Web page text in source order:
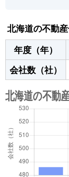
北海道の不動
年度（年）
会社数（社）